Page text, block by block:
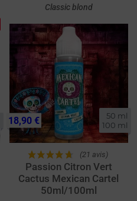
Classic blond
50 ml
100 ml
(21 avis)
Passion Citron Vert
Cactus Mexican Cartel
50ml/100ml
18,90 €